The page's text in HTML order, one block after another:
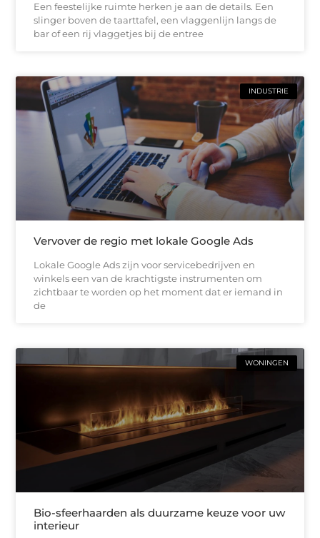
Een feestelijke ruimte herken je aan de details. Een
slinger boven de taarttafel, een vlaggenlijn langs de
bar of een rij vlaggetjes bij de entree
INDUSTRIE
Vervover de regio met lokale Google Ads
Lokale Google Ads zijn voor servicebedrijven en
winkels een van de krachtigste instrumenten om
zichtbaar te worden op het moment dat er iemand in
de
WONINGEN
Bio-sfeerhaarden als duurzame keuze voor uw
interieur